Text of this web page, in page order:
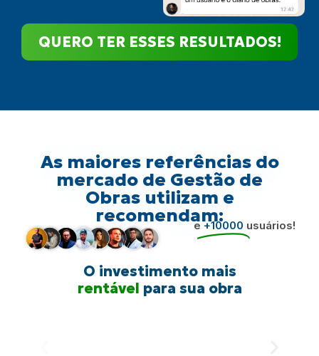
QUERO TER ESSES RESULTADOS!
As maiores referências do
mercado de Gestão de
Obras utilizam e
recomendam:
e+10000 usuários!
O investimento mais
rentável para sua obra